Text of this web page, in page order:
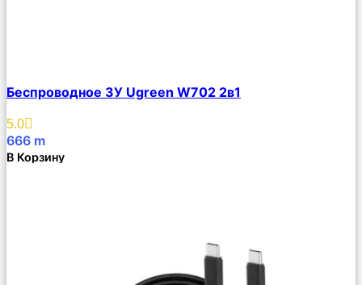
Описание
Избранное
Беспроводное ЗУ Ugreen W702 2в1
5.0
666 m
В Корзину